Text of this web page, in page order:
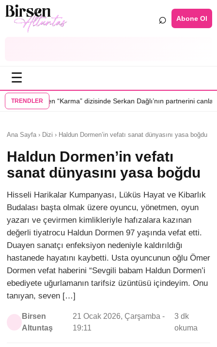
⌕ Abone Ol
☰
TRENDLER
dizisinde Serkan Dağlı’nın partnerini canlandıracak•Daha 17’ye
Ana Sayfa › Dizi › Haldun Dormen’in vefatı sanat dünyasını yasa boğdu
Haldun Dormen’in vefatı
sanat dünyasını yasa boğdu
Hisseli Harikalar Kumpanyası, Lüküs Hayat ve Kibarlık
Budalası başta olmak üzere oyuncu, yönetmen, oyun
yazarı ve çevirmen kimlikleriyle hafızalara kazınan
değerli tiyatrocu Haldun Dormen 97 yaşında vefat etti.
Duayen sanatçı enfeksiyon nedeniyle kaldırıldığı
hastanede hayatını kaybetti. Usta oyuncunun oğlu Ömer
Dormen vefat haberini “Sevgili babam Haldun Dormen’i
ebediyete uğurlamanın tarifsiz üzüntüsü içindeyim. Onu
tanıyan, seven […]
Birsen
Altuntaş
21 Ocak 2026, Çarşamba -
19:11
3 dk
okuma